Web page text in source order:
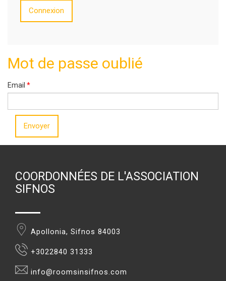
Connexion
Mot de passe oublié
Email *
Envoyer
COORDONNÉES DE L'ASSOCIATION
SIFNOS
Apollonia, Sifnos 84003
+3022840 31333
info@roomsinsifnos.com